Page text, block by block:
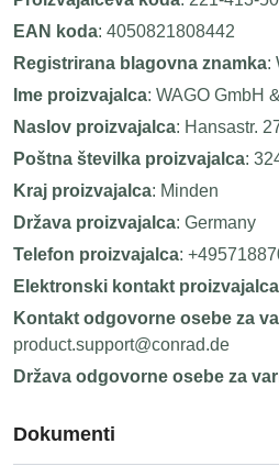
EAN koda: 4050821808442
Registrirana blagovna znamka:
Ime proizvajalca: WAGO GmbH
Naslov proizvajalca: Hansastr.
Poštna številka proizvajalca:
Kraj proizvajalca: Minden
Država proizvajalca: Germany
Telefon proizvajalca:
Elektronski kontakt proizvajalca
Kontakt odgovorne osebe za
product.support@conrad.de
Država odgovorne osebe za
Dokumenti